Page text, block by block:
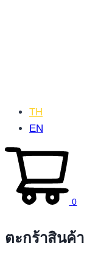
TH
EN
0
ตะกร้าสินค้า